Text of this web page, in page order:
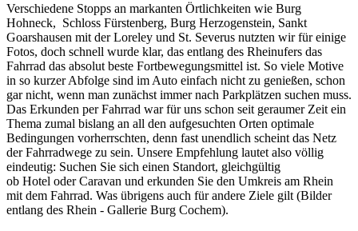
Verschiedene Stopps an markanten Örtlichkeiten wie Burg
Hohneck, Schloss Fürstenberg, Burg Herzogenstein, Sankt
Goarshausen mit der Loreley und St. Severus nutzten wir für einige
Fotos, doch schnell wurde klar, das entlang des Rheinufers das
Fahrrad das absolut beste Fortbewegungsmittel ist. So viele Motive
in so kurzer Abfolge sind im Auto einfach nicht zu genießen, schon
gar nicht, wenn man zunächst immer nach Parkplätzen suchen muss.
Das Erkunden per Fahrrad war für uns schon seit geraumer Zeit ein
Thema zumal bislang an all den aufgesuchten Orten optimale
Bedingungen vorherrschten, denn fast unendlich scheint das Netz
der Fahrradwege zu sein. Unsere Empfehlung lautet also völlig
eindeutig: Suchen Sie sich einen Standort, gleichgültig
ob Hotel oder Caravan und erkunden Sie den Umkreis am Rhein
mit dem Fahrrad. Was übrigens auch für andere Ziele gilt (Bilder
entlang des Rhein - Gallerie Burg Cochem).